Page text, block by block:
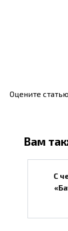
Оцените статью
Вам
С